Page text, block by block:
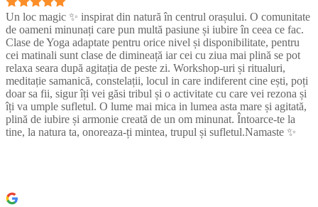
Un loc magic ✨ inspirat din natură în centrul orașului. O comunitate
de oameni minunați care pun multă pasiune și iubire în ceea ce fac.
Clase de Yoga adaptate pentru orice nivel și disponibilitate, pentru
cei matinali sunt clase de dimineață iar cei cu ziua mai plină se pot
relaxa seara după agitația de peste zi. Workshop-uri și ritualuri,
meditație samanică, constelații, locul in care indiferent cine ești, poți
doar sa fii, sigur îți vei găsi tribul și o activitate cu care vei rezona și
îți va umple sufletul. O lume mai mica in lumea asta mare și agitată,
plină de iubire și armonie creată de un om minunat. Întoarce-te la
tine, la natura ta, onoreaza-ți mintea, trupul și sufletul.Namaste ✨